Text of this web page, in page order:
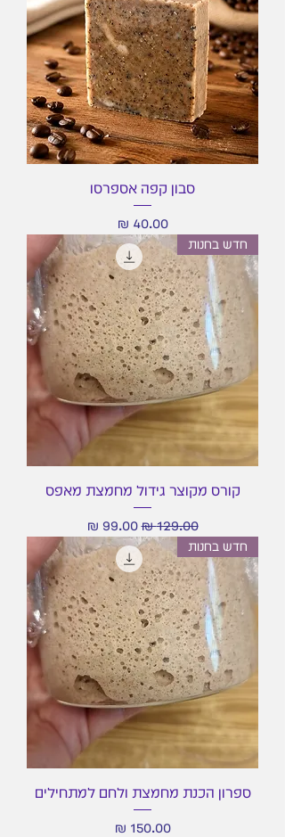
סבון קפה אספרסו
מחיר‏40.00 ‏₪
חדש בחנות
קורס מקוצר גידול מחמצת מאפס
מחיר רגיל‏129.00 ‏₪ מחיר מבצע‏99.00 ‏₪
חדש בחנות
ספרון הכנת מחמצת ולחם למתחילים
מחיר‏150.00 ‏₪